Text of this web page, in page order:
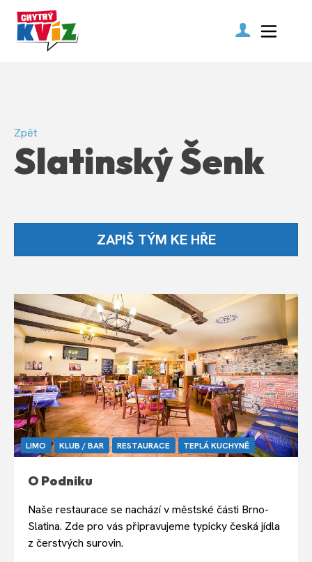
Zpět
Slatinský Šenk
ZAPIŠ TÝM KE HŘE
LIMO KLUB / BAR RESTAURACE TEPLÁ KUCHYNĚ
O Podniku
Naše restaurace se nachází v městské části Brno-
Slatina. Zde pro vás připravujeme typicky česká jídla
z čerstvých surovin.